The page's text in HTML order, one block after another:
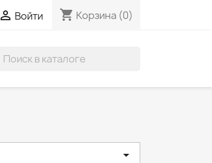
 Войти shopping_cart Корзина (0)
